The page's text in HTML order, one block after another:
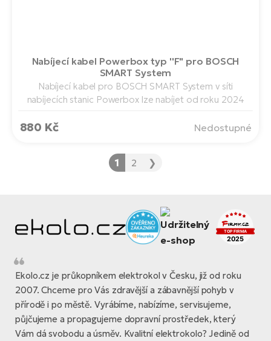
Nabíjecí kabel Powerbox typ ''F" pro BOSCH
SMART System
Nabíjecí kabel pro BOSCH SMART System v síti
nabíjecích stanic Powerbox lze nabíjet od roku 2024
880 Kč Nedostupné
1 2 ❯
Ekolo.cz je průkopníkem elektrokol v Česku, již od roku
2007. Chceme pro Vás zdravější a zábavnější pohyb v
přírodě i po městě. Vyrábíme, nabízíme, servisujeme,
půjčujeme a propagujeme dopravní prostředek, který
Vám dá svobodu a úsměv. Kvalitní elektrokolo? Jedině od